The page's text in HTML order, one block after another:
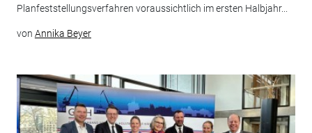
Planfeststellungsverfahren voraussichtlich im ersten Halbjahr...
von Annika Beyer